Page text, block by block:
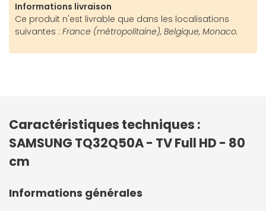
Informations livraison
Ce produit n'est livrable que dans les localisations
suivantes : France (métropolitaine), Belgique, Monaco.
Caractéristiques techniques :
SAMSUNG TQ32Q50A - TV Full HD - 80
cm
Informations générales